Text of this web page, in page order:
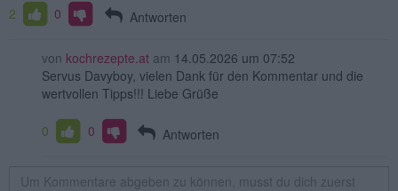
2 0 Antworten
von kochrezepte.at am 14.05.2026 um 07:52
Servus Davyboy, vielen Dank für den Kommentar und die
wertvollen Tipps!!! Liebe Grüße
0 0 Antworten